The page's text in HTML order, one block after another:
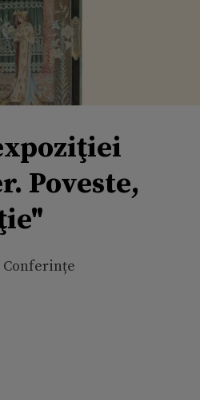
Poveste,
Conferințe